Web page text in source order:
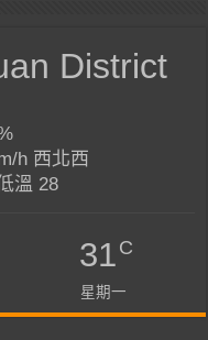
District
h 西北西
溫 28
31C
星期一